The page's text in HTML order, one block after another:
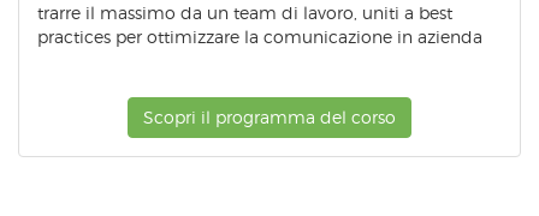
trarre il massimo da un team di lavoro, uniti a best
practices per ottimizzare la comunicazione in azienda
Scopri il programma del corso